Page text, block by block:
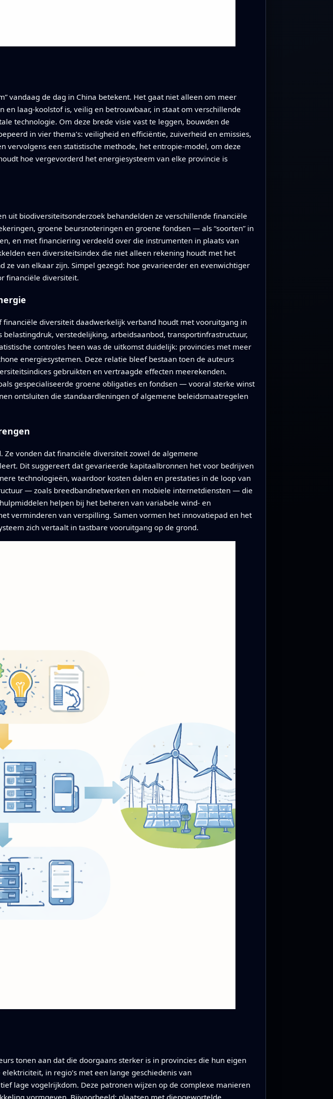
vandaag de dag in China betekent. Het gaat niet alleen om meer
laag-koolstof is, veilig en betrouwbaar, in staat om verschillende
technologie. Om deze brede visie vast te leggen, bouwden de
in vier thema’s: veiligheid en efficiëntie, zuiverheid en emissies,
een statistische methode, het entropie‑model, om deze
hoe vergevorderd het energiesysteem van elke provincie is
uit biodiversiteitsonderzoek behandelden ze verschillende financiële
groene beursnoteringen en groene fondsen — als “soorten” in
en met financiering verdeeld over die instrumenten in plaats van
een diversiteitsindex die niet alleen rekening houdt met het
van elkaar zijn. Simpel gezegd: hoe gevarieerder en evenwichtiger
financiële diversiteit.
diversiteit daadwerkelijk verband houdt met vooruitgang in
verstedelijking, arbeidsaanbod, transportinfrastructuur,
controles heen was de uitkomst duidelijk: provincies met meer
energiesystemen. Deze relatie bleef bestaan toen de auteurs
gebruikten en vertraagde effecten meerekenden.
gespecialiseerde groene obligaties en fondsen — vooral sterke winst
ontsluiten die standaardleningen of algemene beleidsmaatregelen
vonden dat financiële diversiteit zowel de algemene
Dit suggereert dat gevarieerde kapitaalbronnen het voor bedrijven
technologieën, waardoor kosten dalen en prestaties in de loop van
— zoals breedbandnetwerken en mobiele internetdiensten — die
helpen bij het beheren van variabele wind- en
verminderen van verspilling. Samen vormen het innovatiepad en het
zich vertaalt in tastbare vooruitgang op de grond.
tonen aan dat die doorgaans sterker is in provincies die hun eigen
in regio’s met een lange geschiedenis van
lage vogelrijkdom. Deze patronen wijzen op de complexe manieren
vormgeven. Bijvoorbeeld: plaatsen met diepgewortelde